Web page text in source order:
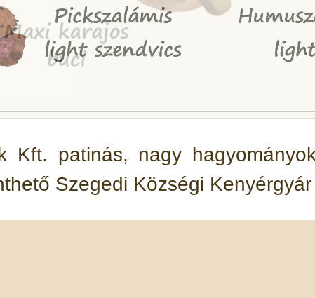
Kft. patinás, nagy
Szegedi Községi